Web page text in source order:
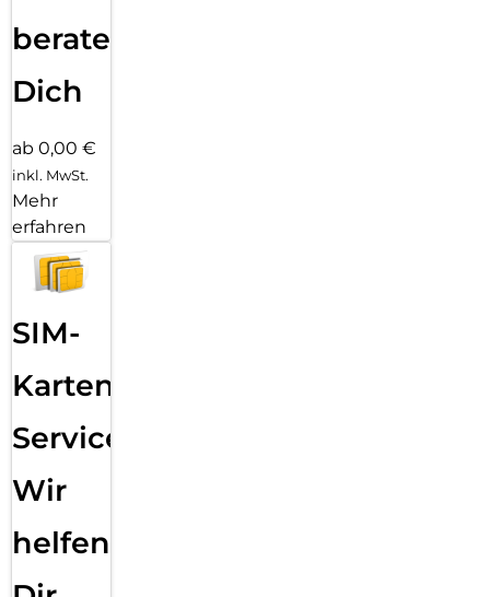
beraten
Dich
ab 0,00 €
inkl. MwSt.
Mehr
erfahren
SIM-
Karten
Service:
Wir
helfen